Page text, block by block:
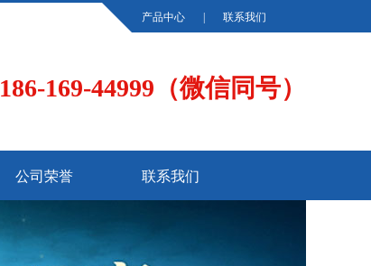
186-169-44999（微信同号）
产品中心 联系我们
公司荣誉 联系我们